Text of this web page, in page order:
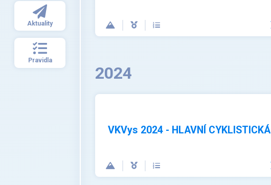
Aktuality
Pravidla
2024
VKVys 2024 - HLAVNÍ CYKLISTICKÁ